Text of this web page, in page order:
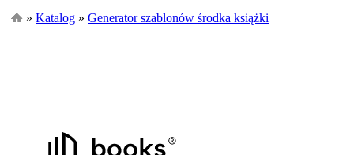
» Katalog » Generator szablonów środka książki